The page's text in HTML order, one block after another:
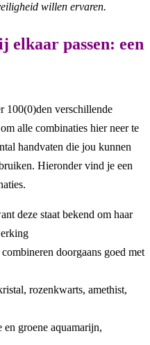
willen ervaren.
elkaar passen: een
100(0)den verschillende
alle combinaties hier neer te
handvaten die jou kunnen
Hieronder vind je een
deze staat bekend om haar
combineren doorgaans goed met
rozenkwarts, amethist,
groene aquamarijn,